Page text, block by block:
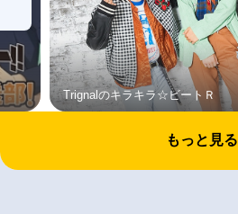
Trignalのキラキラ☆ビートＲ
もっと見る